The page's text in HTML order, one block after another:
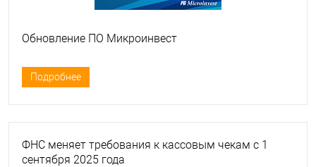
Обновление ПО Микроинвест
Подробнее
ФНС меняет требования к кассовым чекам с 1
сентября 2025 года